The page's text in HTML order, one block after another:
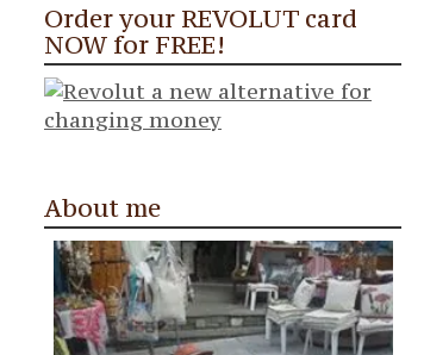
Order your REVOLUT card
NOW for FREE!
About me